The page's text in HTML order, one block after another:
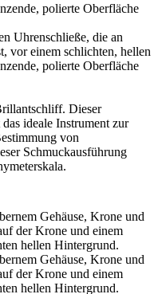
Dieser
ideale Instrument zur
von
Schmuckausführung